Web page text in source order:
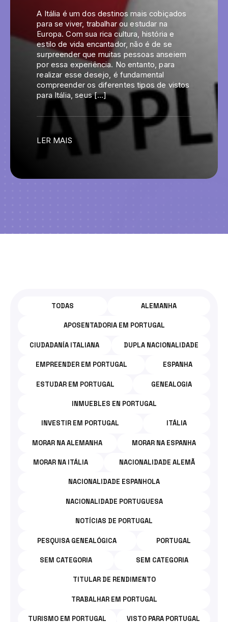
A Itália é um dos destinos mais cobiçados
para se viver, trabalhar ou estudar na
Europa. Com sua rica cultura, história e
estilo de vida encantador, não é de se
surpreender que muitas pessoas anseiem
por essa experiência. No entanto, para
realizar esse desejo, é fundamental
compreender os diferentes tipos de vistos
para Itália, seus […]
LER MAIS
CATEGORIA:
VISTOS
ITÁLIA.
TODAS ALEMANHA
APOSENTADORIA EM PORTUGAL
CIUDADANÍA ITALIANA DUPLA NACIONALIDADE
EMPREENDER EM PORTUGAL ESPANHA
ESTUDAR EM PORTUGAL GENEALOGIA
INMUEBLES EN PORTUGAL
INVESTIR EM PORTUGAL ITÁLIA
MORAR NA ALEMANHA MORAR NA ESPANHA
MORAR NA ITÁLIA NACIONALIDADE ALEMÃ
NACIONALIDADE ESPANHOLA
NACIONALIDADE PORTUGUESA
NOTÍCIAS DE PORTUGAL
PESQUISA GENEALÓGICA PORTUGAL
SEM CATEGORIA SEM CATEGORIA
TITULAR DE RENDIMENTO
TRABALHAR EM PORTUGAL
TURISMO EM PORTUGAL VISTO PARA PORTUGAL